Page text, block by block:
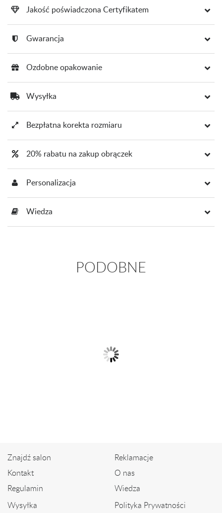
Jakość poświadczona Certyfikatem
Gwarancja
Ozdobne opakowanie
Wysyłka
Bezpłatna korekta rozmiaru
20% rabatu na zakup obrączek
Personalizacja
Wiedza
PODOBNE
Znajdź salon
Kontakt
Regulamin
Reklamacje
O nas
Wiedza
Wysyłka
Polityka Prywatności